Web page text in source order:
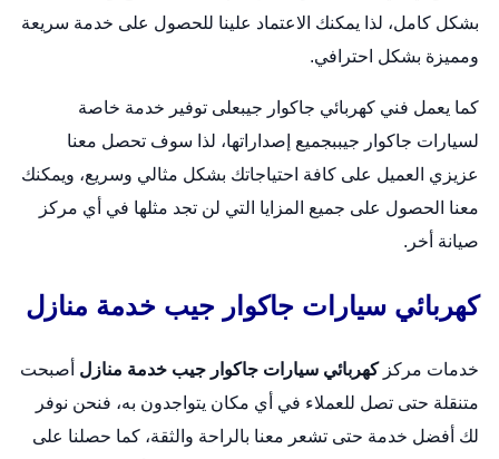
بشكل كامل، لذا يمكنك الاعتماد علينا للحصول على خدمة سريعة
ومميزة بشكل احترافي.
كما يعمل فني كهربائي جاكوار جيبعلى توفير خدمة خاصة
لسيارات جاكوار جيببجميع إصداراتها، لذا سوف تحصل معنا
عزيزي العميل على كافة احتياجاتك بشكل مثالي وسريع، ويمكنك
معنا الحصول على جميع المزايا التي لن تجد مثلها في أي مركز
صيانة أخر.
كهربائي سيارات جاكوار جيب خدمة منازل
خدمات مركزكهربائي سيارات جاكوار جيب خدمة منازل أصبحت
متنقلة حتى تصل للعملاء في أي مكان يتواجدون به، فنحن نوفر
لك أفضل خدمة حتى تشعر معنا بالراحة والثقة، كما حصلنا على